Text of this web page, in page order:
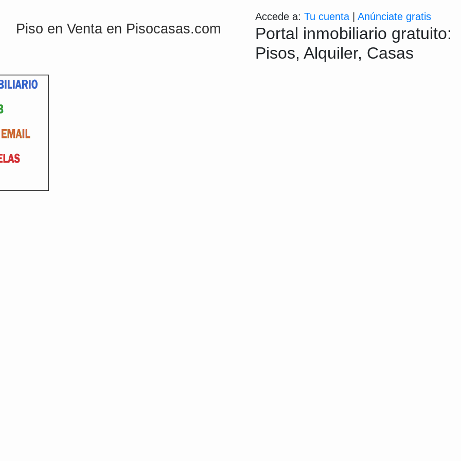
Piso en Venta en Pisocasas.com
Accede a: Tu cuenta| Anúnciate gratis
Portal inmobiliario gratuito:
Pisos, Alquiler, Casas